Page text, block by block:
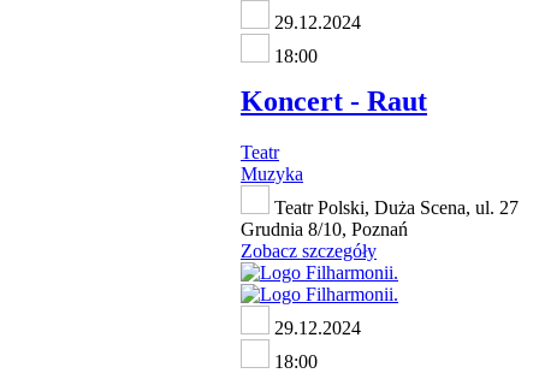
29.12.2024
18:00
Koncert - Raut
Teatr
Muzyka
Teatr Polski, Duża Scena, ul. 27
Grudnia 8/10, Poznań
Zobacz szczegóły
29.12.2024
18:00